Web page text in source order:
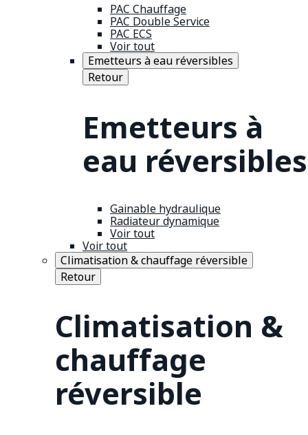
PAC Chauffage
PAC Double Service
PAC ECS
Voir tout
Emetteurs à eau réversibles
Retour
Emetteurs à
eau réversibles
Gainable hydraulique
Radiateur dynamique
Voir tout
Voir tout
Climatisation & chauffage réversible
Retour
Climatisation &
chauffage
réversible